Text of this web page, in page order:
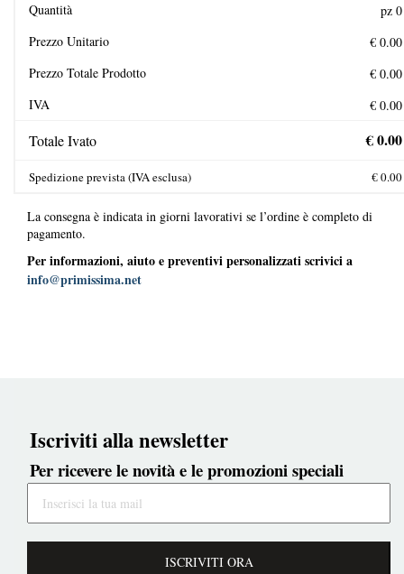
Quantità
Prezzo Unitario
Prezzo Totale Prodotto
IVA
Totale Ivato
Spedizione prevista (IVA esclusa)
La consegna è indicata in giorni lavorativi se l’ordine è completo di
pagamento.
Per informazioni, aiuto e preventivi personalizzati scrivici a
info@primissima.net
Iscriviti alla newsletter
Per ricevere le novità e le promozioni speciali
ISCRIVITI ORA